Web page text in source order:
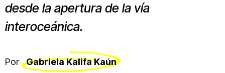
desde la apertura de la vía
interoceánica.
Por Gabriela Kalifa Kaún